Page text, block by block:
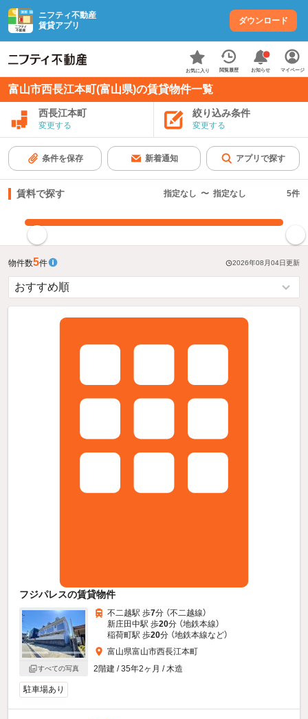
ニフティ不動産
賃貸アプリ
ダウンロード
お気に入り 閲覧履歴 お知らせ マイページ
富山市西長江本町(富山県)の賃貸物件一覧
西長江本町
変更する
絞り込み条件
変更する
条件を保存 新着通知 アプリで探す
賃料で探す 指定なし 〜 指定なし 5件
物件数5件 2026年08月04日更新
フジパレスの賃貸物件
すべての写真
不二越駅 歩7分 （不二越線）
新庄田中駅 歩20分 （地鉄本線）
稲荷町駅 歩20分 （地鉄本線など）
富山県富山市西長江本町
2階建 / 35年2ヶ月 / 木造
駐車場あり